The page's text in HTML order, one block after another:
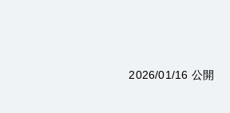
2026/01/16 公開